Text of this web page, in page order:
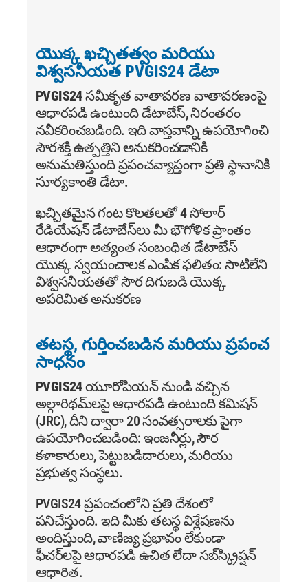
యొక్క ఖచ్చితత్వం మరియు
విశ్వసనీయత PVGIS24 డేటా
PVGIS24సమీకృత వాతావరణ వాతావరణంపై
ఆధారపడి ఉంటుంది డేటాబేస్, నిరంతరం
నవీకరించబడింది. ఇది వాస్తవాన్ని ఉపయోగించి
సౌరశక్తి ఉత్పత్తిని అనుకరించడానికి
అనుమతిస్తుంది ప్రపంచవ్యాప్తంగా ప్రతి స్థానానికి
సూర్యకాంతి డేటా.
ఖచ్చితమైన గంట కొలతలతో 4 సోలార్
రేడియేషన్ డేటాబేస్‌లు మీ భౌగోళిక ప్రాంతం
ఆధారంగా అత్యంత సంబంధిత డేటాబేస్
యొక్క స్వయంచాలక ఎంపిక ఫలితం: సాటిలేని
విశ్వసనీయతతో సౌర దిగుబడి యొక్క
అపరిమిత అనుకరణ
తటస్థ, గుర్తించబడిన మరియు ప్రపంచ
సాధనం
PVGIS24యూరోపియన్ నుండి వచ్చిన
అల్గారిథమ్‌లపై ఆధారపడి ఉంటుంది కమిషన్
(JRC), దీని ద్వారా 20 సంవత్సరాలకు పైగా
ఉపయోగించబడింది: ఇంజనీర్లు,సౌర
కళాకారులు,పెట్టుబడిదారులు,మరియు
ప్రభుత్వ సంస్థలు.
PVGIS24 ప్రపంచంలోని ప్రతి దేశంలో
పనిచేస్తుంది. ఇది మీకు తటస్థ విశ్లేషణను
అందిస్తుంది, వాణిజ్య ప్రభావం లేకుండా
ఫీచర్‌లపై ఆధారపడి ఉచిత లేదా సబ్‌స్క్రిప్షన్
ఆధారిత.